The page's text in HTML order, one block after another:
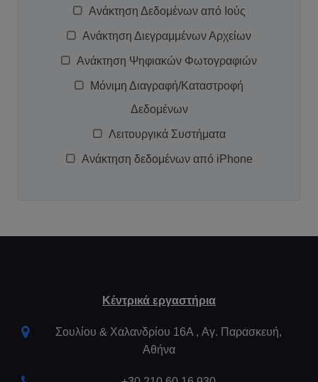
Ανάκτηση Δεδομένων από Ιούς
Ανάκτηση Διεγραμμένων Αρχείων
Ανάκτηση Ψηφιακών Φωτογραφιών
Μόνιμη Διαγραφή/Καταστροφή
Δεδομένων
Λειτουργικά Συστήματα
Ανάκτηση δεδομένων από iPhone
Κέντρικά εργαστήρια
Σουλίου & Χαλανδρίου 16Α , Aγ. Παρασκευή,
Αθήνα